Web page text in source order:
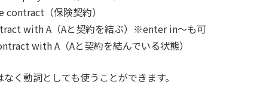
contract （保険契約）
with A （Aと契約を結ぶ）※enter in〜も可
with A （Aと契約を結んでいる状態）
く動詞としても使うことができます。